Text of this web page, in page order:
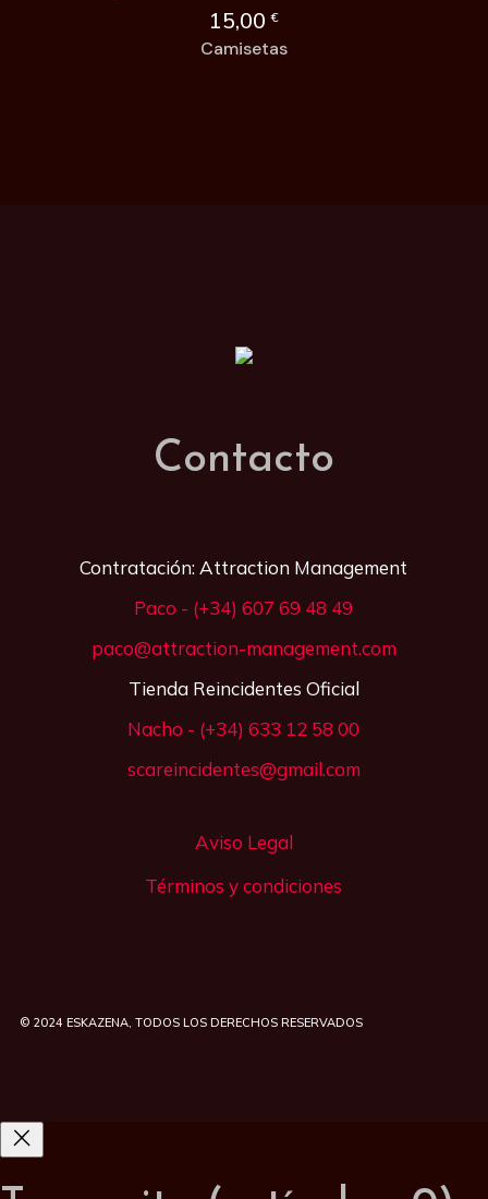
15,00€
Camisetas
Contacto
Contratación: Attraction Management
Paco - (+34) 607 69 48 49
paco@attraction-management.com
Tienda Reincidentes Oficial
Nacho - (+34) 633 12 58 00
scareincidentes@gmail.com
Aviso Legal
Términos y condiciones
© 2024 ESKAZENA, TODOS LOS DERECHOS RESERVADOS